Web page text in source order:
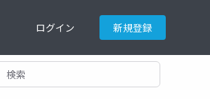
ログイン 新規登録